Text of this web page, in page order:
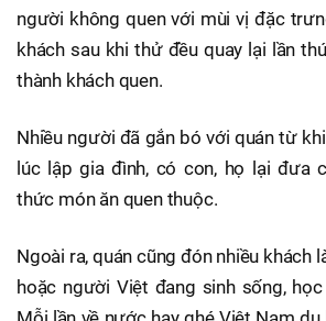
người không quen với mùi vị đặc
khách sau khi thử đều quay lại lần
thành khách quen.
Nhiều người đã gắn bó với quán từ
lúc lập gia đình, có con, họ lại đưa
thức món ăn quen thuộc.
Ngoài ra, quán cũng đón nhiều khách
hoặc người Việt đang sinh sống,